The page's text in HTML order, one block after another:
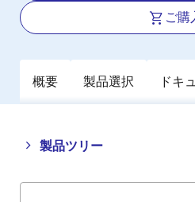
ご購
概要 製品選択 ドキ
製品ツリー
Close
tree
Open
tree